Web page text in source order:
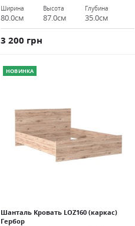
Ширина
80.0см
Высота
87.0см
Глубина
35.0см
3 200 грн
НОВИНКА
Шанталь Кровать LOZ160 (каркас)
Гербор